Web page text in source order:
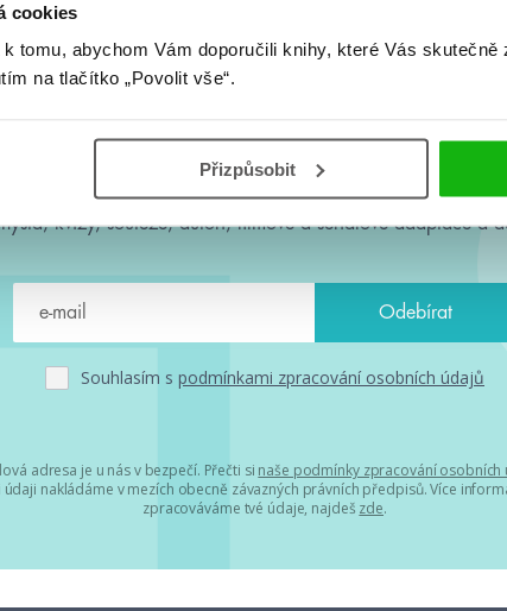
cookies
tomu, abychom Vám doporučili knihy, které Vás skutečně
na tlačítko „Povolit vše“.
Přizpůsobit
#HumbookNews
kolem #youngadult každý měsíc rovnou do mailu! Nové
kvízy, soutěže, autoři, filmové a seriálové adaptace a
Souhlasím s podmínkami zpracování osobních údajů
adresa je u nás v bezpečí. Přečti si naše podmínky zpracování osobních
nakládáme v mezích obecně závazných právních předpisů. Více
zpracováváme tvé údaje, najdeš zde.